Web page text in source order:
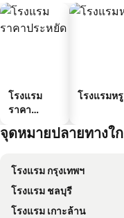
โรงแรม
ราคา
โรงแรมหรู
จุดหมายปลายทางใ
โรงแรม กรุงเทพฯ
โรงแรม ชลบุรี
โรงแรม เกาะล้าน